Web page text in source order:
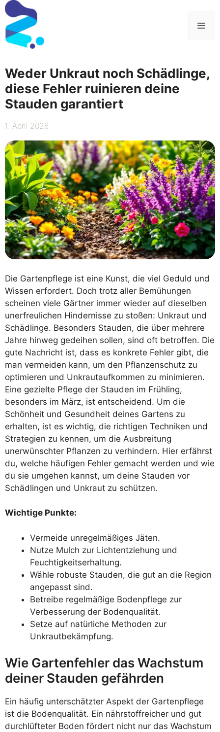
Zum
Inhalt
springen
Weder Unkraut noch Schädlinge,
diese Fehler ruinieren deine
Stauden garantiert
1. April 2026
Die Gartenpflege ist eine Kunst, die viel Geduld und
Wissen erfordert. Doch trotz aller Bemühungen
scheinen viele Gärtner immer wieder auf dieselben
unerfreulichen Hindernisse zu stoßen: Unkraut und
Schädlinge. Besonders Stauden, die über mehrere
Jahre hinweg gedeihen sollen, sind oft betroffen. Die
gute Nachricht ist, dass es konkrete Fehler gibt, die
man vermeiden kann, um den Pflanzenschutz zu
optimieren und Unkrautaufkommen zu minimieren.
Eine gezielte Pflege der Stauden im Frühling,
besonders im März, ist entscheidend. Um die
Schönheit und Gesundheit deines Gartens zu
erhalten, ist es wichtig, die richtigen Techniken und
Strategien zu kennen, um die Ausbreitung
unerwünschter Pflanzen zu verhindern. Hier erfährst
du, welche häufigen Fehler gemacht werden und wie
du sie umgehen kannst, um deine Stauden vor
Schädlingen und Unkraut zu schützen.
Wichtige Punkte:
Vermeide unregelmäßiges Jäten.
Nutze Mulch zur Lichtentziehung und
Feuchtigkeitserhaltung.
Wähle robuste Stauden, die gut an die Region
angepasst sind.
Betreibe regelmäßige Bodenpflege zur
Verbesserung der Bodenqualität.
Setze auf natürliche Methoden zur
Unkrautbekämpfung.
Wie Gartenfehler das Wachstum
deiner Stauden gefährden
Ein häufig unterschätzter Aspekt der Gartenpflege
ist die Bodenqualität. Ein nährstoffreicher und gut
durchlüfteter Boden fördert nicht nur das Wachstum